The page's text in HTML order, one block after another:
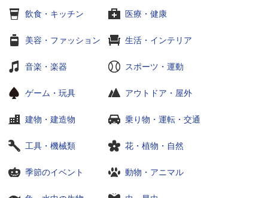
飲食・キッチン 医療・健康
美容・ファッション 生活・インテリア
音楽・楽器 スポーツ・運動
ゲーム・玩具 アウトドア・屋外
建物・建造物 乗り物・運転・交通
工具・機械類 花・植物・自然
季節のイベント 動物・アニマル